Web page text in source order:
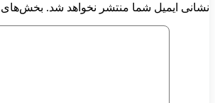
نشانی ایمیل شما منتشر نخواهد شد. بخش‌های